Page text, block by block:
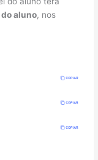
aluno, nos